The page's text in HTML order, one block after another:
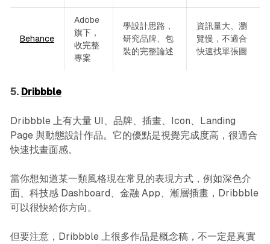
Behance
Adobe
旗下，
收完整
專案
學設計思路，
研究品牌、包
裝的完整論述
資訊量大、瀏
覽慢，不適合
快速找單張圖
5. Dribbble
Dribbble 上有大量 UI、品牌、插畫、Icon、Landing
Page 與動態設計作品。它的優點是視覺完成度高，很適合
快速找畫面感。
當你想知道某一類風格現在常見的表現方式，例如深色介
面、科技感 Dashboard、金融 App、漸層插畫，Dribbble
可以很快給你方向。
但要注意，Dribbble 上很多作品是概念稿，不一定是真實